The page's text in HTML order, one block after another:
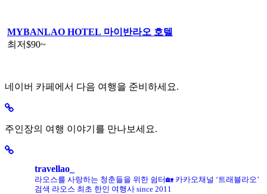
MYBANLAO HOTEL 마이반라오 호텔
최저$90~
네이버 카페에서 다음 여행을 준비하세요.
주인장의 여행 이야기를 만나보세요.
travellao_
라오스를 사랑하는 청춘들을 위한 쉼터🏡 카카오채널 ‘트래블라오’
검색 라오스 최초 한인 여행사 since 2011